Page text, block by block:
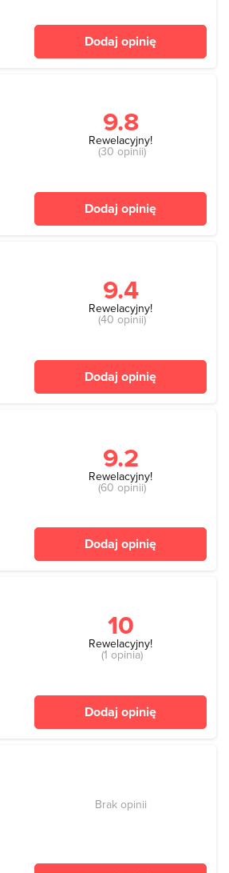
Dodaj opinię
9.8
Rewelacyjny!
(30 opinii)
Dodaj opinię
9.4
Rewelacyjny!
(40 opinii)
Dodaj opinię
9.2
Rewelacyjny!
(60 opinii)
Dodaj opinię
10
Rewelacyjny!
(1 opinia)
Dodaj opinię
Brak opinii